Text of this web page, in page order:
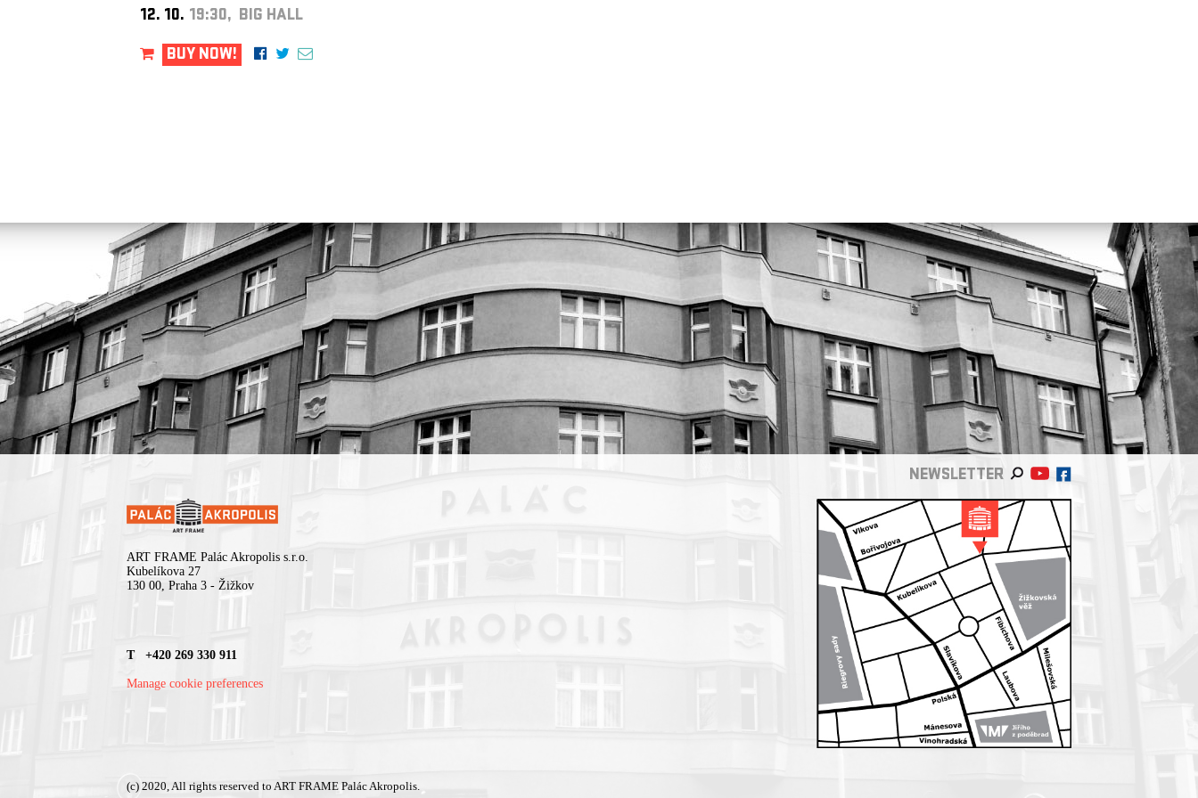
12. 10. 19:30, BIG HALL
BUY NOW!
NEWSLETTER
ART FRAME Palác Akropolis s.r.o.
Kubelíkova 27
130 00, Praha 3 - Žižkov
T +420 269 330 911
Manage cookie preferences
(c) 2020, All rights reserved to ART FRAME Palác Akropolis.